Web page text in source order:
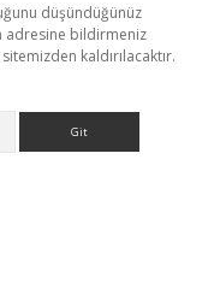
düşündüğünüz
adresine bildirmeniz
kaldırılacaktır.